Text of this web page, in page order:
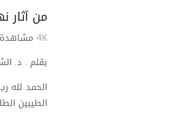
من آثار
4K مشاهدة
بقلم . د.
الحمد لله
الطيبين